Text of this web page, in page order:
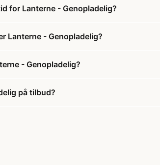
for Lanterne - Genopladelig?
Lanterne - Genopladelig?
- Genopladelig?
på tilbud?